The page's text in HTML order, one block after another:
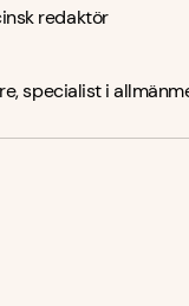
redaktör
specialist i